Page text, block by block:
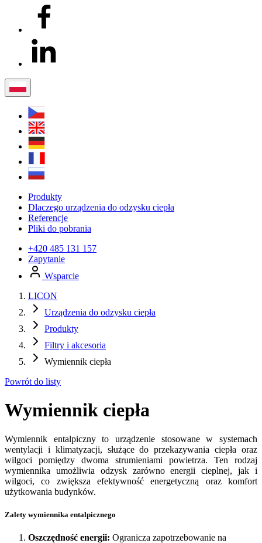
Produkty
Dlaczego urządzenia do odzysku ciepła
Referencje
Pliki do pobrania
+420 485 131 157
Zapytanie
Wsparcie
LICON
Urządzenia do odzysku ciepła
Produkty
Filtry i akcesoria
Wymiennik ciepła
Powrót do listy
Wymiennik ciepła
Wymiennik entalpiczny to urządzenie stosowane w systemach
wentylacji i klimatyzacji, służące do przekazywania ciepła oraz
wilgoci pomiędzy dwoma strumieniami powietrza. Ten rodzaj
wymiennika umożliwia odzysk zarówno energii cieplnej, jak i
wilgoci, co zwiększa efektywność energetyczną oraz komfort
użytkowania budynków.
Zalety wymiennika entalpicznego
Oszczędność energii: Ogranicza zapotrzebowanie na